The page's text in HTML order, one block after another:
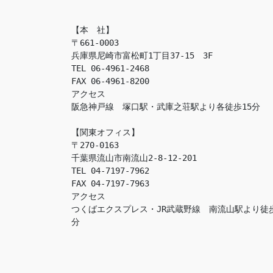
【本　社】
〒661-0003
兵庫県尼崎市富松町1丁目37-15　3F
TEL 06-4961-2468
FAX 06-4961-8200
アクセス
阪急神戸線　塚口駅・武庫之荘駅より各徒歩15分
【関東オフィス】
〒270-0163
千葉県流山市南流山2-8-12-201
TEL 04-7197-7962
FAX 04-7197-7963
アクセス
つくばエクスプレス・JR武蔵野線　南流山駅より徒
分